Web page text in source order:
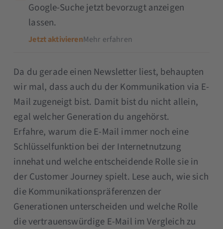
Google-Suche jetzt bevorzugt anzeigen
lassen.
Jetzt aktivierenMehr erfahren
Da du gerade einen Newsletter liest, behaupten
wir mal, dass auch du der Kommunikation via E-
Mail zugeneigt bist. Damit bist du nicht allein,
egal welcher Generation du angehörst.
Erfahre, warum die E-Mail immer noch eine
Schlüsselfunktion bei der Internetnutzung
innehat und welche entscheidende Rolle sie in
der Customer Journey spielt. Lese auch, wie sich
die Kommunikationspräferenzen der
Generationen unterscheiden und welche Rolle
die vertrauenswürdige E-Mail im Vergleich zu